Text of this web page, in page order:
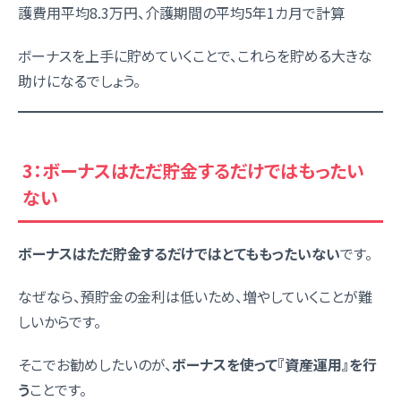
護費用平均8.3万円、介護期間の平均5年1カ月で計算
ボーナスを上手に貯めていくことで、これらを貯める大きな
助けになるでしょう。
3：ボーナスはただ貯金するだけではもったい
ない
ボーナスはただ貯金するだけではとてももったいないです。
なぜなら、預貯金の金利は低いため、増やしていくことが難
しいからです。
そこでお勧めしたいのが、ボーナスを使って『資産運用』を行
うことです。